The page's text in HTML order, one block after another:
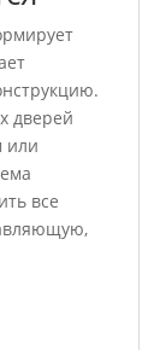
дверей
или
все